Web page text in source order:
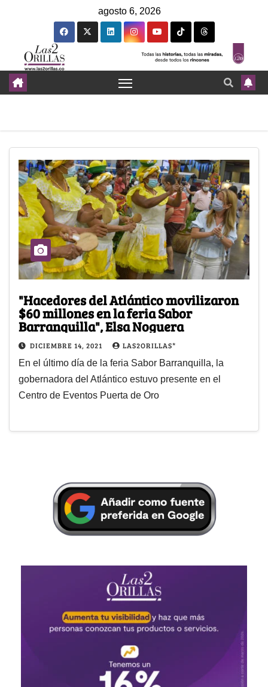
agosto 6, 2026
"Hacedores del Atlántico movilizaron
$60 millones en la feria Sabor
Barranquilla", Elsa Noguera
DICIEMBRE 14, 2021 LAS2ORILLAS*
En el último día de la feria Sabor Barranquilla, la
gobernadora del Atlántico estuvo presente en el
Centro de Eventos Puerta de Oro